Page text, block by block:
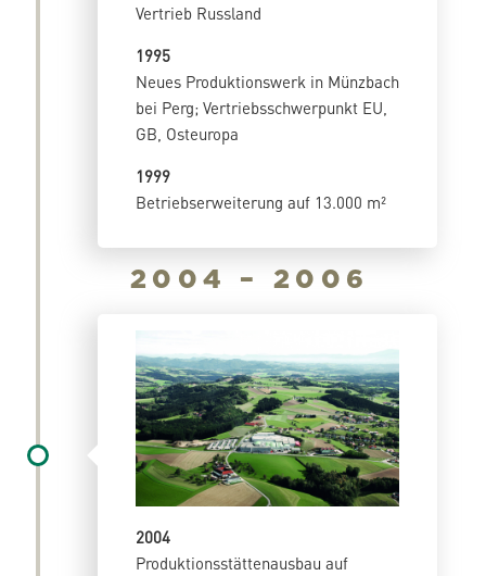
Vertrieb Russland
1995
Neues Produktionswerk in Münzbach
bei Perg; Vertriebsschwerpunkt EU,
GB, Osteuropa
1999
Betriebserweiterung auf 13.000 m²
2004 – 2006
2004
Produktionsstättenausbau auf